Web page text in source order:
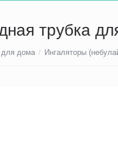
трубка
для дома / Ингаляторы